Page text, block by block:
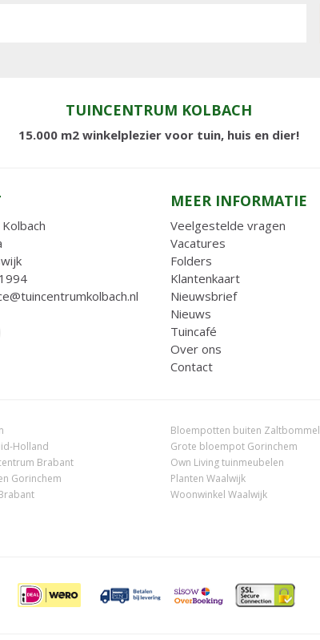
TUINCENTRUM KOLBACH
15.000 m2 winkelplezier voor tuin, huis en dier!
MEER INFORMATIE
Veelgestelde vragen
Vacatures
Folders
Klantenkaart
Nieuwsbrief
Nieuws
Tuincafé
Over ons
Contact
Holland
Brabant
Gorinchem
Bloempotten buiten Zaltbommel
Grote bloempot Gorinchem
Own Living tuinmeubelen
Planten Waalwijk
Woonwinkel Waalwijk